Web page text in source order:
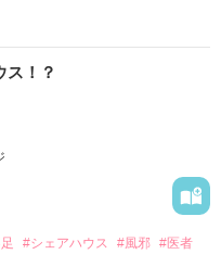
ス！？
#シェアハウス #風邪 #医者